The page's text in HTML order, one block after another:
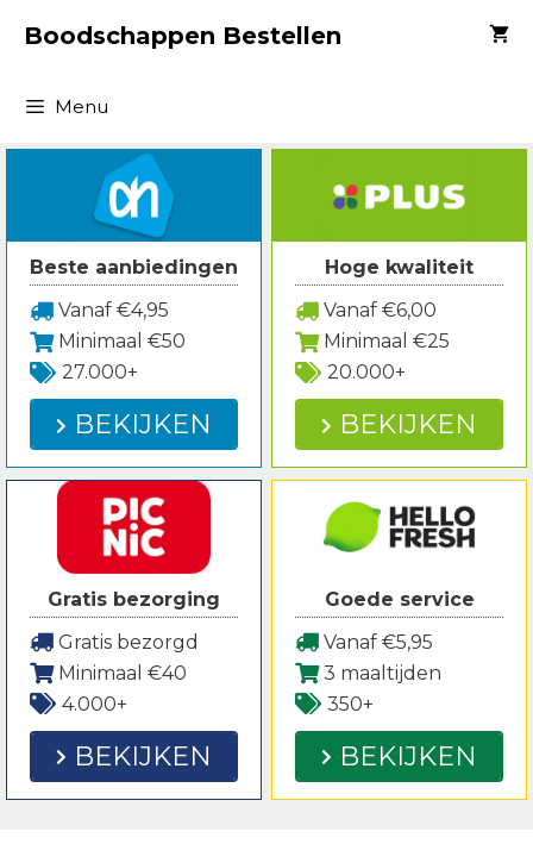
naarBoodschappen Bestellen
Menu
Beste aanbiedingen
Vanaf €4,95
Minimaal €50
27.000+
BEKIJKEN
Hoge kwaliteit
Vanaf €6,00
Minimaal €25
20.000+
BEKIJKEN
Gratis bezorging
Gratis bezorgd
Minimaal €40
4.000+
BEKIJKEN
Goede service
Vanaf €5,95
3 maaltijden
350+
BEKIJKEN